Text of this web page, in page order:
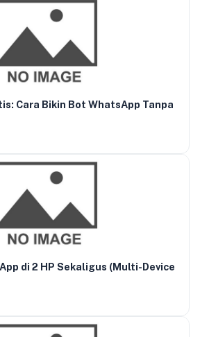
Cara Bikin Bot WhatsApp Tanpa
di 2 HP Sekaligus (Multi-Device